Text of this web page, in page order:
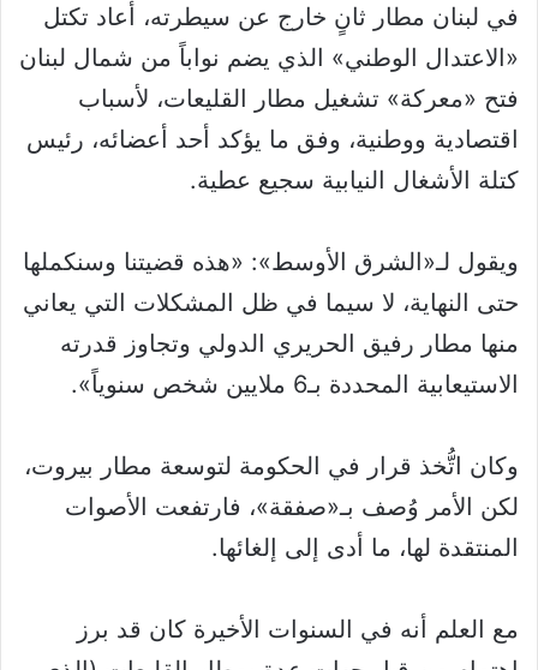
في لبنان مطار ثانٍ خارج عن سيطرته، أعاد تكتل
«الاعتدال الوطني» الذي يضم نواباً من شمال لبنان
فتح «معركة» تشغيل مطار القليعات، لأسباب
اقتصادية ووطنية، وفق ما يؤكد أحد أعضائه، رئيس
كتلة الأشغال النيابية سجيع عطية.
ويقول لـ«الشرق الأوسط»: «هذه قضيتنا وسنكملها
حتى النهاية، لا سيما في ظل المشكلات التي يعاني
منها مطار رفيق الحريري الدولي وتجاوز قدرته
الاستيعابية المحددة بـ6 ملايين شخص سنوياً».
وكان اتُّخذ قرار في الحكومة لتوسعة مطار بيروت،
لكن الأمر وُصف بـ«صفقة»، فارتفعت الأصوات
المنتقدة لها، ما أدى إلى إلغائها.
مع العلم أنه في السنوات الأخيرة كان قد برز